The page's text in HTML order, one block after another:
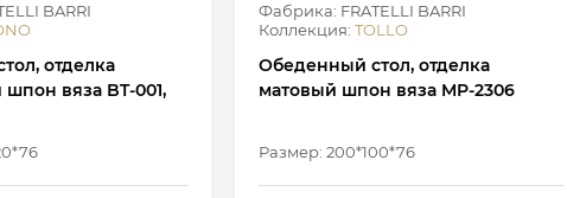
BARRI
отделка
вяза BT-001,
Фабрика: FRATELLI BARRI
Коллекция:TOLLO
Обеденный стол, отделка
матовый шпон вяза MP-2306
Размер: 200*100*76